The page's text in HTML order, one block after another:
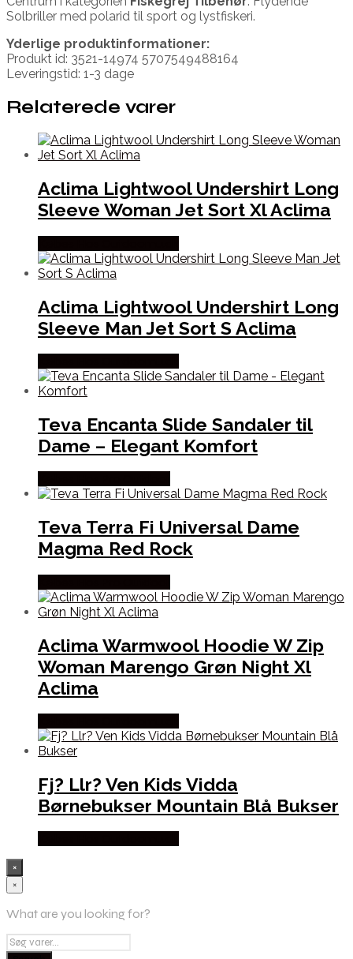
Solbriller med polarid til sport og lystfiskeri.
Yderlige produktinformationer:
Produkt id: 3521-14974 5707549488164
Leveringstid: 1-3 dage
Relaterede varer
Aclima Lightwool Undershirt Long
Sleeve Woman Jet Sort Xl Aclima
Aclima Lightwool Undershirt Long
Sleeve Man Jet Sort S Aclima
Teva Encanta Slide Sandaler til
Dame – Elegant Komfort
Teva Terra Fi Universal Dame
Magma Red Rock
Aclima Warmwool Hoodie W Zip
Woman Marengo Grøn Night Xl
Aclima
Fj? Llr? Ven Kids Vidda
Børnebukser Mountain Blå Bukser
×
×
What are you looking for?